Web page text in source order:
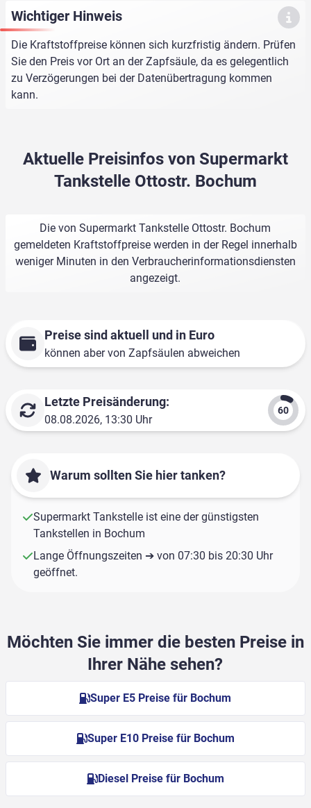
Wichtiger Hinweis
Die Kraftstoffpreise können sich kurzfristig ändern. Prüfen
Sie den Preis vor Ort an der Zapfsäule, da es gelegentlich
zu Verzögerungen bei der Datenübertragung kommen
kann.
Aktuelle Preisinfos von Supermarkt
Tankstelle Ottostr. Bochum
Die von Supermarkt Tankstelle Ottostr. Bochum
gemeldeten Kraftstoffpreise werden in der Regel innerhalb
weniger Minuten in den Verbraucherinformationsdiensten
angezeigt.
Preise sind aktuell und in Euro
können aber von Zapfsäulen abweichen
Letzte Preisänderung:
08.08.2026, 13:30 Uhr
Warum sollten Sie hier tanken?
Supermarkt Tankstelle ist eine der günstigsten
Tankstellen in Bochum
Lange Öffnungszeiten ➔ von 07:30 bis 20:30 Uhr
geöffnet.
Möchten Sie immer die besten Preise in
Ihrer Nähe sehen?
Super E5 Preise für Bochum
Super E10 Preise für Bochum
Diesel Preise für Bochum